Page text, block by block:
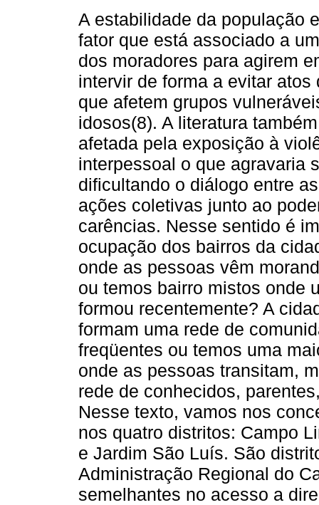
A estabilidade da população
fator que está associado a
dos moradores para agirem
intervir de forma a evitar
que afetem grupos
idosos(8). A literatura
afetada pela exposição à
interpessoal o que agravaria
dificultando o diálogo entre
ações coletivas junto ao
carências. Nesse sentido é
ocupação dos bairros da
onde as pessoas vêm
ou temos bairro mistos onde
formou recentemente? A
formam uma rede de
freqüentes ou temos uma
onde as pessoas transitam,
rede de conhecidos,
Nesse texto, vamos nos
nos quatro distritos: Campo
e Jardim São Luís. São
Administração Regional do
semelhantes no acesso a